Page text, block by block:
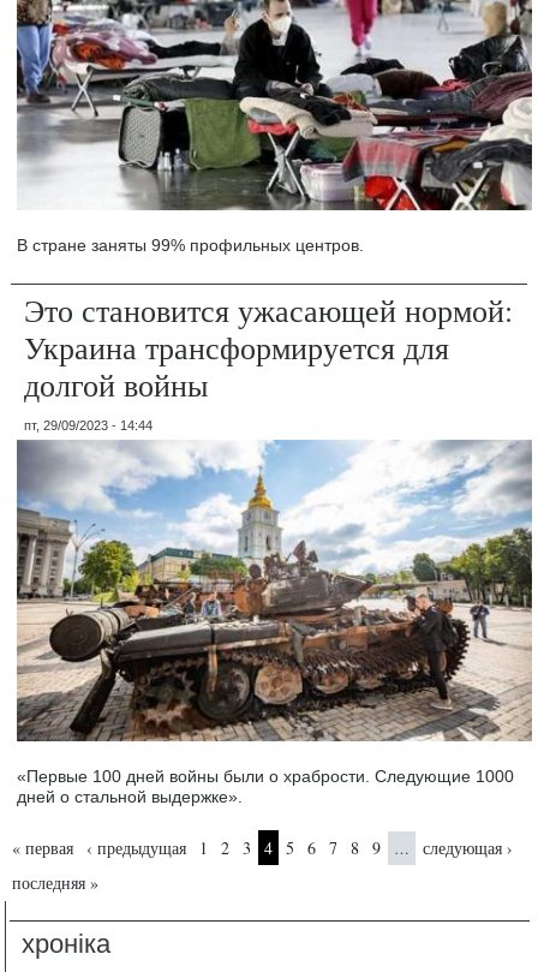
В стране заняты 99% профильных центров.
Это становится ужасающей нормой:
Украина трансформируется для
долгой войны
пт, 29/09/2023 - 14:44
«Первые 100 дней войны были о храбрости. Следующие 1000
дней о стальной выдержке».
Страницы
« первая ‹ предыдущая 1 2 3 4 5 6 7 8 9 …
следующая ›
последняя »
хроніка